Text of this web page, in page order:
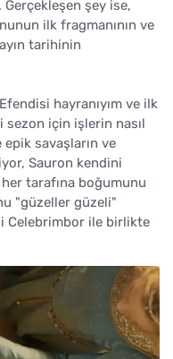
şey ise,
ilk fragmanının ve
tarihinin
hayranıyım ve ilk
için işlerin nasıl
savaşların ve
Sauron kendini
her tarafına boğumunu
"güzeller güzeli"
Celebrimbor ile birlikte